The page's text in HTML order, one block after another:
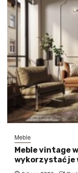
Meble
Meble vintage
wykorzystać je